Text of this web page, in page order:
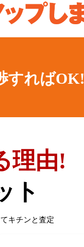
すればOK!
理由!
ト
キチンと査定